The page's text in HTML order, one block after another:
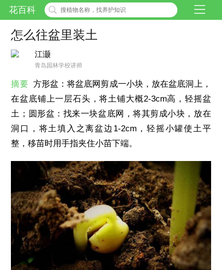
花百科
怎么往盆里装土
江灏
青岛园林学校讲师
摘要 方形盆：将盆底网剪成一小块，放在盆底洞上，
在盆底铺上一层石头，将土铺大概2-3cm高，轻摇盆
土；圆形盆：找来一块盆底网，将其剪成小块，放在
洞口，将土填入之离盆边1-2cm，轻摇小罐使土平
整，移苗时用手指夹住小苗下端。